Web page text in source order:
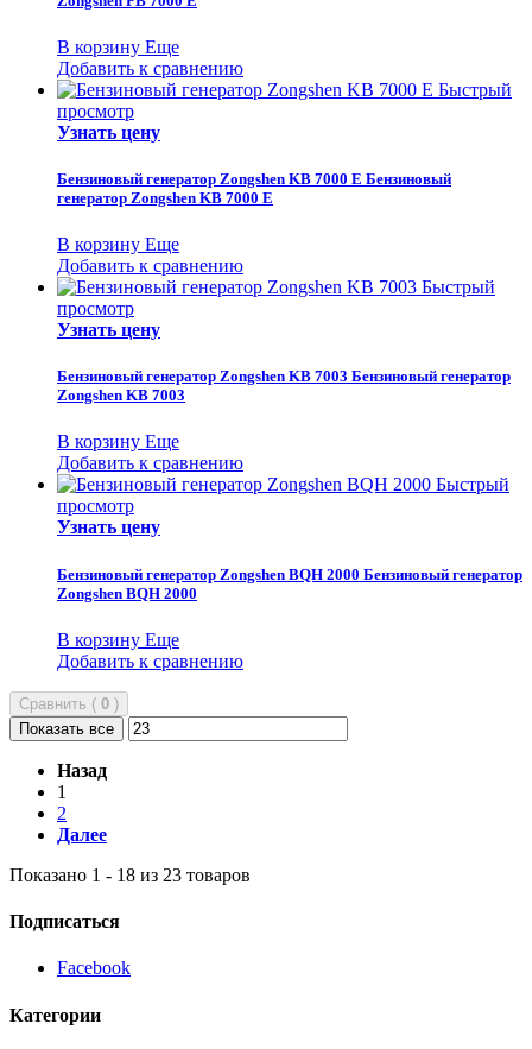
В корзину Еще
Добавить к сравнению
Быстрый
просмотр
Узнать цену
Бензиновый генератор Zongshen KB 7000 E Бензиновый
генератор Zongshen KB 7000 E
В корзину Еще
Добавить к сравнению
Быстрый
просмотр
Узнать цену
Бензиновый генератор Zongshen KB 7003 Бензиновый генератор
Zongshen KB 7003
В корзину Еще
Добавить к сравнению
Быстрый
просмотр
Узнать цену
Бензиновый генератор Zongshen BQH 2000 Бензиновый генератор
Zongshen BQH 2000
В корзину Еще
Добавить к сравнению
Сравнить ( 0 )
Показать все
Назад
1
2
Далее
Показано 1 - 18 из 23 товаров
Подписаться
Facebook
Категории